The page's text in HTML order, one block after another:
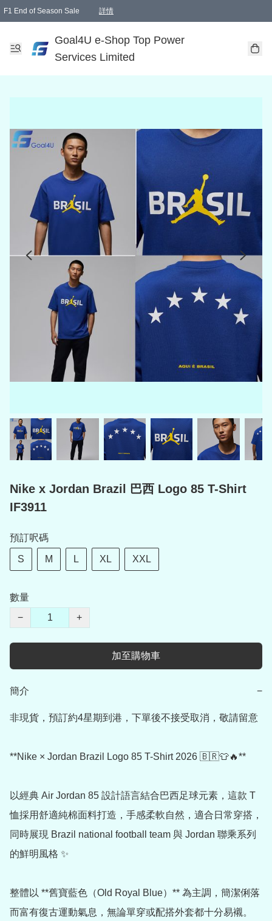
F1 End of Season Sale 詳情
Goal4U e-Shop Top Power
Services Limited
Nike x Jordan Brazil 巴西 Logo 85 T-Shirt
IF3911
預訂呎碼
S M L XL XXL
數量
−
+
加至購物車
簡介 −
非現貨，預訂約4星期到港，下單後不接受取消，敬請留意
**Nike × Jordan Brazil Logo 85 T-Shirt 2026 🇧🇷👕🔥**
以經典 Air Jordan 85 設計語言結合巴西足球元素，這款 T
恤採用舒適純棉面料打造，手感柔軟自然，適合日常穿搭，
同時展現 Brazil national football team 與 Jordan 聯乘系列
的鮮明風格 ✨
整體以 **舊寶藍色（Old Royal Blue）** 為主調，簡潔俐落
而富有復古運動氣息，無論單穿或配搭外套都十分易襯。